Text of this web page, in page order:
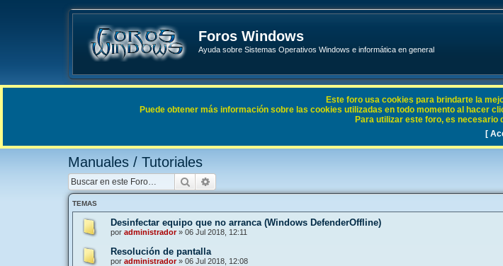
Foros Windows
Ayuda sobre Sistemas Operativos Windows e informática en general
Enlaces rápidos FAQ
Manuales / Tutoriales
Buscar
TEMAS
Desinfectar equipo que no arranca (Windows DefenderOffline)
por administrador» 06 Jul 2018, 12:11
Resolución de pantalla
por administrador» 06 Jul 2018, 12:08
Este foro usa cookies para brindarte la
Puede obtener más información sobre las cookies utilizadas en todo momento al hacer
Para utilizar este foro, es necesario
[